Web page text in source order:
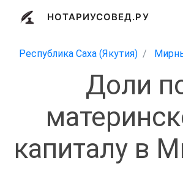
НОТАРИУСОВЕД.РУ
Республика Саха (Якутия)
Доли
капиталу в